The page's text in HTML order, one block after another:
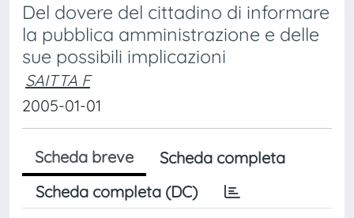
Del dovere del cittadino di informare
la pubblica amministrazione e delle
sue possibili implicazioni
SAITTA F
2005-01-01
Scheda breve
Scheda completa
Scheda completa (DC)